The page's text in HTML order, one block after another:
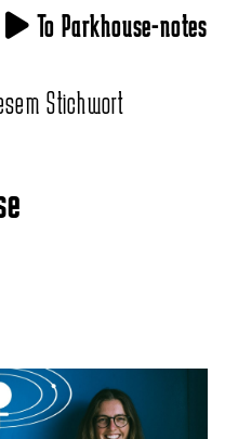
To Parkhouse-notes
Stichwort